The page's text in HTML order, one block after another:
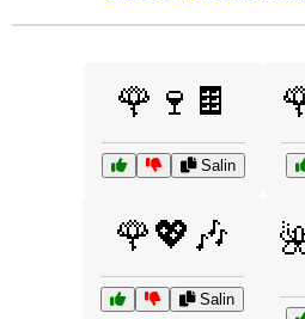
🌹🍷🍫
Salin
🌹💖🎶
Salin